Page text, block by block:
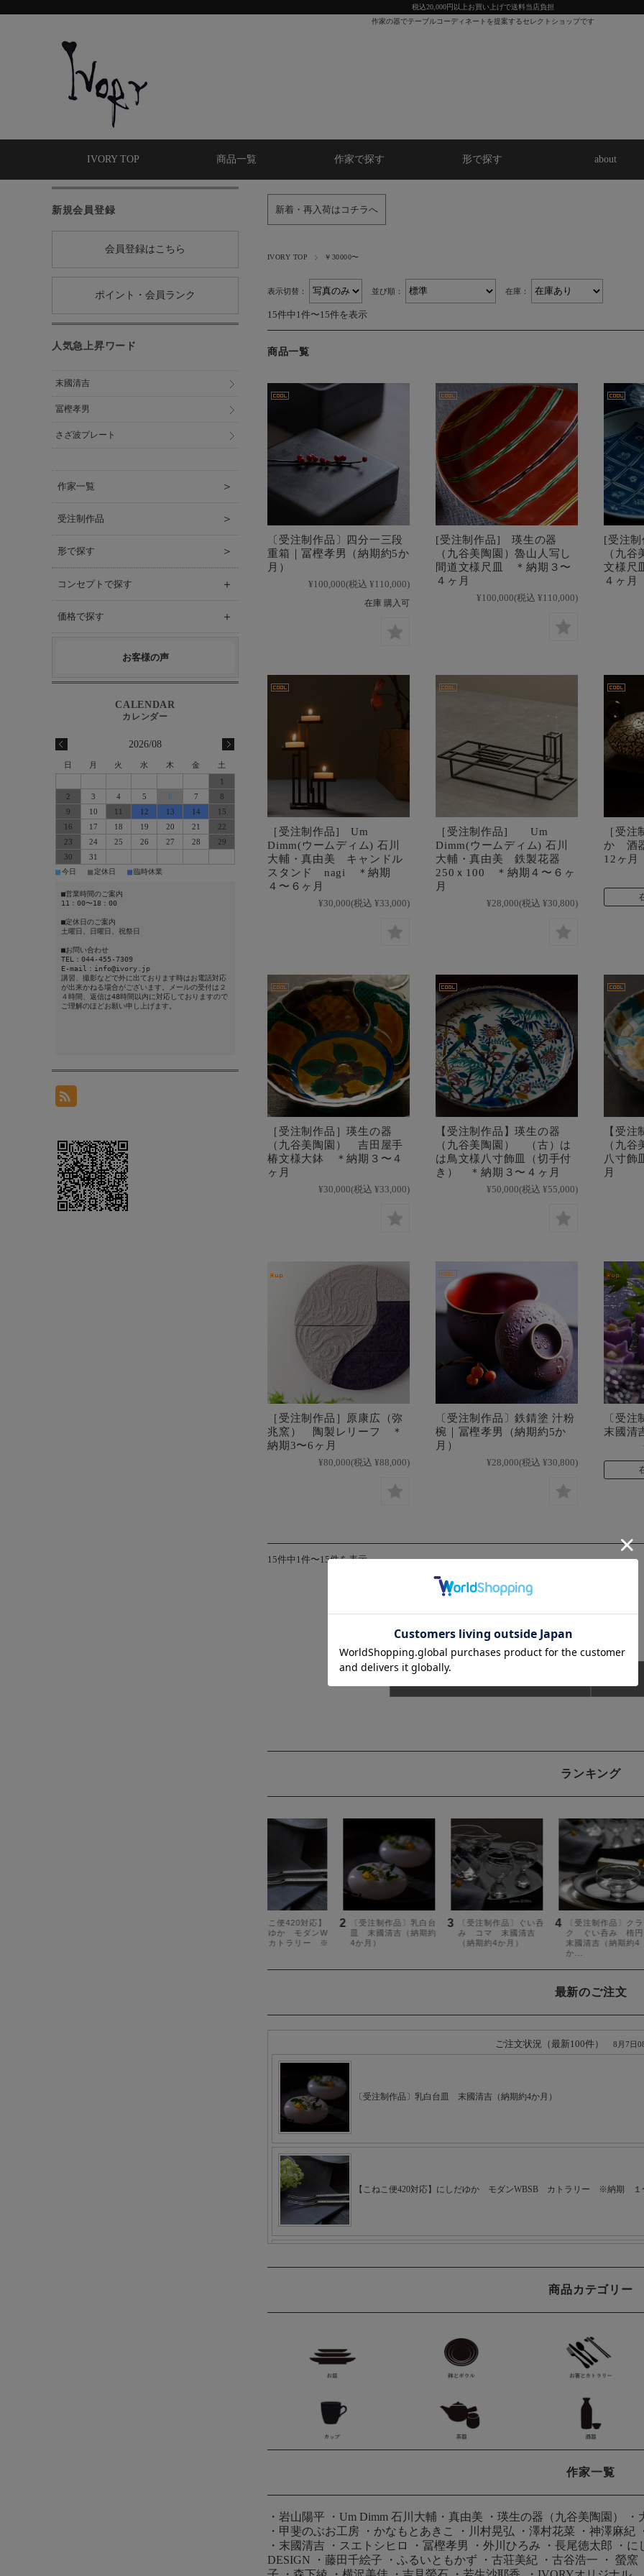
税込20,000円以上お買い上げで送料当店負担
作家の器でテーブルコーディネートを提案するセレクトショップです
IVORY TOP 商品一覧 作家で探す 形で探す about
新着・再入荷はコチラへ
IVORY TOP ￥30000〜
表示切替： 並び順： 在庫：
15件中1件〜15件を表示
商品一覧
〔受注制作品〕四分一三段
重箱｜冨樫孝男（納期約5か
月）
¥100,000(税込 ¥110,000)
在庫 購入可
[受注制作品] 瑛生の器
（九谷美陶園）魯山人写し
間道文様尺皿 ＊納期３〜
４ヶ月
¥100,000(税込 ¥110,000)
[受注
（九
文様尺
４ヶ月
［受注制作品] Um
Dimm(ウームディム) 石川
大輔・真由美 キャンドル
スタンド nagi ＊納期
４〜６ヶ月
¥30,000(税込 ¥33,000)
［受注制作品] Um
Dimm(ウームディム) 石川
大輔・真由美 鉄製花器
250ｘ100 ＊納期４〜６ヶ
月
¥28,000(税込 ¥30,800)
［受
か 酒
12ヶ月
［受注制作品］瑛生の器
（九谷美陶園） 吉田屋手
椿文様大鉢 ＊納期３〜４
ヶ月
¥30,000(税込 ¥33,000)
【受注制作品】瑛生の器
（九谷美陶園） （古）は
は鳥文様八寸飾皿（切手付
き） ＊納期３〜４ヶ月
¥50,000(税込 ¥55,000)
【受
（九
八寸飾
月
［受注制作品］原康広（弥
兆窯） 陶製レリーフ ＊
納期3〜6ヶ月
¥80,000(税込 ¥88,000)
〔受注制作品〕鉄錆塗 汁粉
椀｜冨樫孝男（納期約5か
月）
¥28,000(税込 ¥30,800)
〔受
末國清
15件中1件〜15件を表示
ランキング
最新のご注文
商品カテゴリー
作家一覧
・ 岩山陽平 ・ Um Dimm 石川大輔・真由美 ・ 瑛生の器（九谷美陶園） ・
・ 甲斐のぶお工房 ・ かなもとあきこ ・ 川村晃弘 ・ 澤村花菜 ・ 神澤麻紀
・ 末國清吉 ・ スエトシヒロ ・ 冨樫孝男 ・ 外川ひろみ ・ 長尾徳太郎 ・ に
DESIGN
・ 藤田千絵子 ・ ふるいともかず ・ 古荘美紀 ・ 古谷浩一 ・ 螢窯
新規会員登録
会員登録はこちら
ポイント・会員ランク
人気急上昇ワード
末國清吉
冨樫孝男
さざ波プレート
作家一覧 ＞
受注制作品 ＞
形で探す ＞
コンセプトで探す ＋
価格で探す ＋
お客様の声
2026/08
日 月 火 水 木 金
土
1
2
3 4 5 6 7
8
9
10 11 12 13 14
15
16
17 18 19 20 21
22
23
24 25 26 27 28
29
30
31
■今日 ■ 定休日 ■臨時休業
■営業時間のご案内
11：00〜18：00
■定休日のご案内
土曜日、日曜日、祝祭日
■お問い合わせ
TEL：044-455-7309
E-mail：info@ivory.jp
講習、撮影などで外に出ております時はお電話対応
が出来かねる場合がございます。メールの受付は２
４時間、返信は48時間以内に対応しておりますので
ご理解のほどお願い申し上げます。